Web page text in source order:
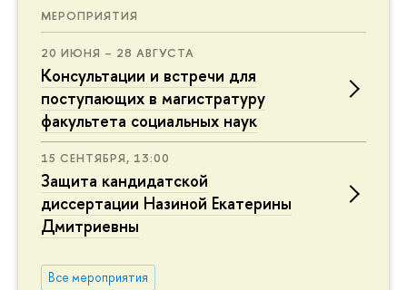
МЕРОПРИЯТИЯ
20 ИЮНЯ – 28 АВГУСТА
Консультации и встречи для
поступающих в магистратуру
факультета социальных наук
15 СЕНТЯБРЯ, 13:00
Защита кандидатской
диссертации Назиной Екатерины
Дмитриевны
Все мероприятия